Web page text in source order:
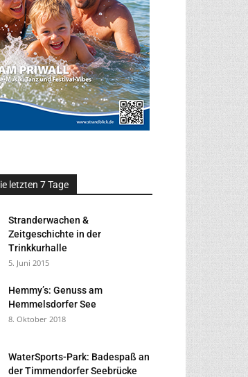
letzten 7 Tage
Stranderwachen &
Zeitgeschichte in der
Trinkkurhalle
5. Juni 2015
Hemmy’s: Genuss am
Hemmelsdorfer See
8. Oktober 2018
WaterSports-Park: Badespaß an
der Timmendorfer Seebrücke